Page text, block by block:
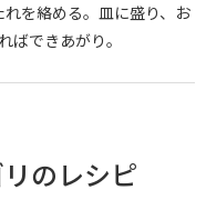
を絡める。皿に盛り、お
ばできあがり。
のレシピ